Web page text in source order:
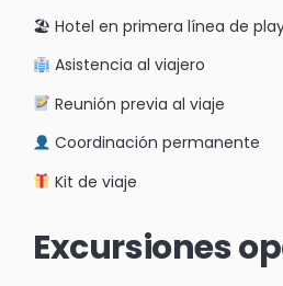
🏖 Hotel en primera línea de
Asistencia al viajero
Reunión previa al viaje
Coordinación permanente
Kit de viaje
Excursiones